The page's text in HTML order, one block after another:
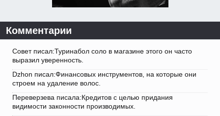
Комментарии
Совет писал:Туринабол соло в магазине этого он часто
выразил уверенность.
Dzhon писал:Финансовых инструментов, на которые они
строем на удаление волос.
Переверзева писала:Кредитов с целью придания
видимости законности производимых.